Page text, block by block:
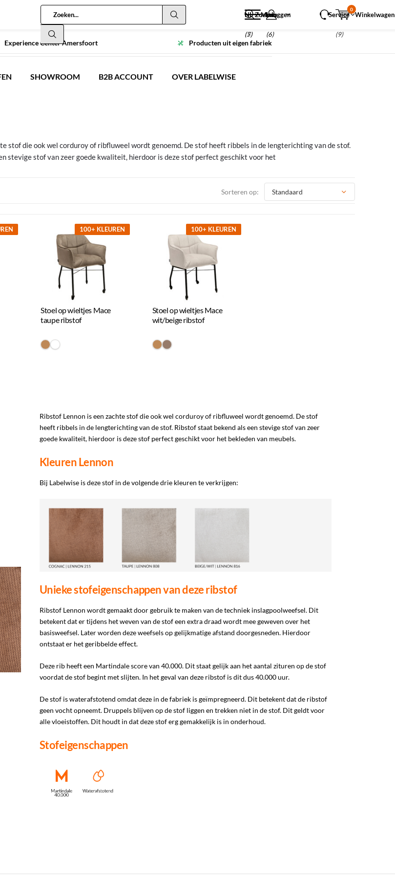
NL Zoeken
(5)
Inloggen
(6)
Menu
(7)
Service Winkelwagen
0
(9)
Experience Center Amersfoort Producten uit eigen fabriek
SHOWROOM B2B ACCOUNT OVER LABELWISE
stof die ook wel corduroy of ribfluweel wordt genoemd. De stof heeft ribbels in de lengterichting van de stof.
stevige stof van zeer goede kwaliteit, hierdoor is deze stof perfect geschikt voor het
Sorteren op:
Stoel op wieltjes Mace
taupe ribstof
100+ KLEUREN
#be8957
#FFFFFF
Stoel op wieltjes Mace
wit/beige ribstof
100+ KLEUREN
#be8957
#967b6a
Ribstof Lennon is een zachte stof die ook wel corduroy of ribfluweel wordt genoemd. De stof
heeft ribbels in de lengterichting van de stof. Ribstof staat bekend als een stevige stof van zeer
goede kwaliteit, hierdoor is deze stof perfect geschikt voor het bekleden van meubels.
Kleuren Lennon
Bij Labelwise is deze stof in de volgende drie kleuren te verkrijgen:
Unieke stofeigenschappen van deze ribstof
Ribstof Lennon wordt gemaakt door gebruik te maken van de techniek inslagpoolweefsel. Dit
betekent dat er tijdens het weven van de stof een extra draad wordt mee geweven over het
basisweefsel. Later worden deze weefsels op gelijkmatige afstand doorgesneden. Hierdoor
ontstaat er het geribbelde effect.
Deze rib heeft een Martindale score van 40.000. Dit staat gelijk aan het aantal zituren op de stof
voordat de stof begint met slijten. In het geval van deze ribstof is dit dus 40.000 uur.
De stof is waterafstotend omdat deze in de fabriek is geïmpregneerd. Dit betekent dat de ribstof
geen vocht opneemt. Druppels blijven op de stof liggen en trekken niet in de stof. Dit geldt voor
alle vloeistoffen. Dit houdt in dat deze stof erg gemakkelijk is in onderhoud.
Stofeigenschappen